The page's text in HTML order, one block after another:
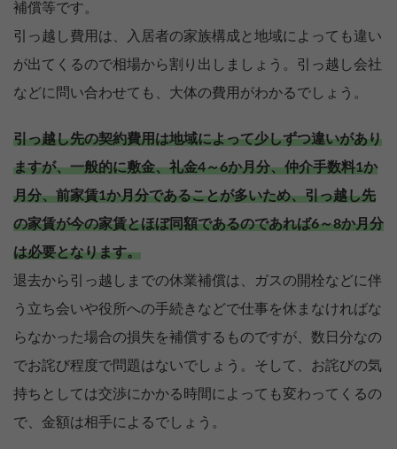
補償等です。
引っ越し費用は、入居者の家族構成と地域によっても違い
が出てくるので相場から割り出しましょう。引っ越し会社
などに問い合わせても、大体の費用がわかるでしょう。
引っ越し先の契約費用は地域によって少しずつ違いがあり
ますが、一般的に敷金、礼金4～6か月分、仲介手数料1か
月分、前家賃1か月分であることが多いため、引っ越し先
の家賃が今の家賃とほぼ同額であるのであれば6～8か月分
は必要となります。
退去から引っ越しまでの休業補償は、ガスの開栓などに伴
う立ち会いや役所への手続きなどで仕事を休まなければな
らなかった場合の損失を補償するものですが、数日分なの
でお詫び程度で問題はないでしょう。そして、お詫びの気
持ちとしては交渉にかかる時間によっても変わってくるの
で、金額は相手によるでしょう。